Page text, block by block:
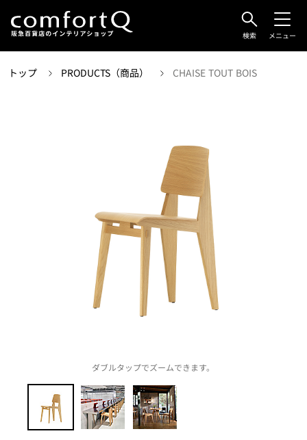
検索 メニュー
トップ PRODUCTS（商品） CHAISE TOUT BOIS
ダブルタップでズームできます。